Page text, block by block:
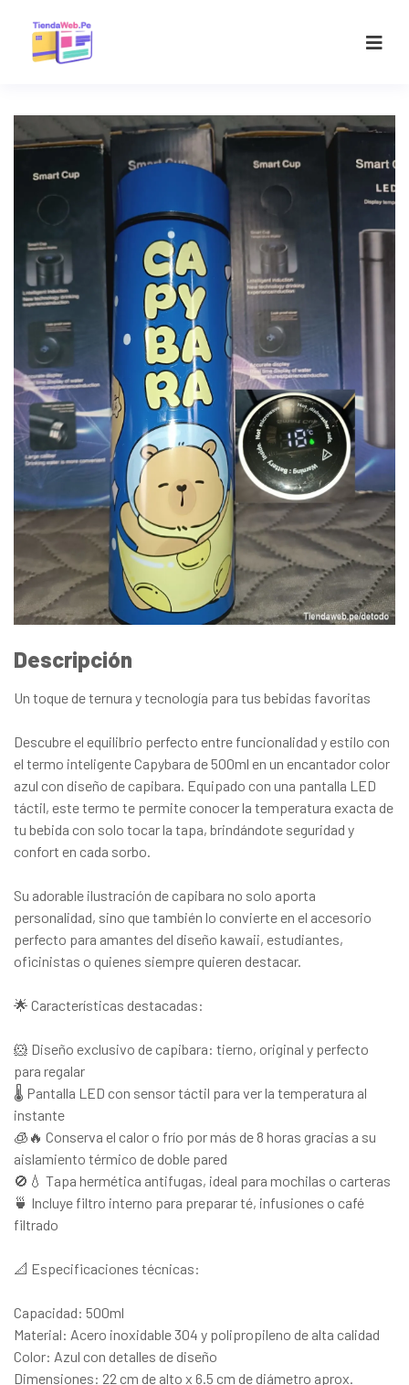
Descripción
Un toque de ternura y tecnología para tus bebidas favoritas
Descubre el equilibrio perfecto entre funcionalidad y estilo con
el termo inteligente Capybara de 500ml en un encantador color
azul con diseño de capibara. Equipado con una pantalla LED
táctil, este termo te permite conocer la temperatura exacta de
tu bebida con solo tocar la tapa, brindándote seguridad y
confort en cada sorbo.
Su adorable ilustración de capibara no solo aporta
personalidad, sino que también lo convierte en el accesorio
perfecto para amantes del diseño kawaii, estudiantes,
oficinistas o quienes siempre quieren destacar.
🌟 Características destacadas:
🐹 Diseño exclusivo de capibara: tierno, original y perfecto
para regalar
🌡️ Pantalla LED con sensor táctil para ver la temperatura al
instante
🧊🔥 Conserva el calor o frío por más de 8 horas gracias a su
aislamiento térmico de doble pared
🚫💧 Tapa hermética antifugas, ideal para mochilas o carteras
🍵 Incluye filtro interno para preparar té, infusiones o café
filtrado
📐 Especificaciones técnicas:
Capacidad: 500ml
Material: Acero inoxidable 304 y polipropileno de alta calidad
Color: Azul con detalles de diseño
Dimensiones: 22 cm de alto x 6.5 cm de diámetro aprox.